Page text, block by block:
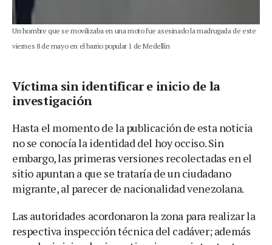
Un hombre que se movilizaba en una moto fue asesinado la madrugada de este
viernes 8 de mayo en el barrio popular 1 de Medellín
Víctima sin identificar e inicio de la
investigación
Hasta el momento de la publicación de esta noticia
no se conocía la identidad del hoy occiso. Sin
embargo, las primeras versiones recolectadas en el
sitio apuntan a que se trataría de un ciudadano
migrante, al parecer de nacionalidad venezolana.
Las autoridades acordonaron la zona para realizar la
respectiva inspección técnica del cadáver; además